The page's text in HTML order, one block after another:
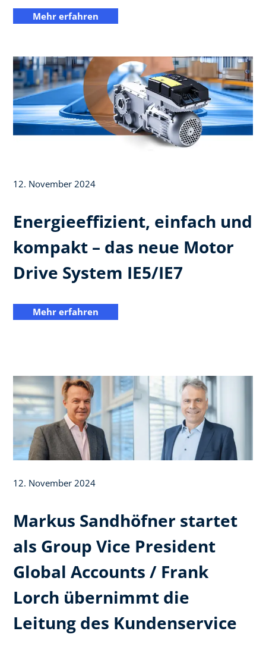
Mehr erfahren
12. November 2024
Energieeffizient, einfach und
kompakt – das neue Motor
Drive System IE5/IE7
Mehr erfahren
12. November 2024
Markus Sandhöfner startet
als Group Vice President
Global Accounts / Frank
Lorch übernimmt die
Leitung des Kundenservice